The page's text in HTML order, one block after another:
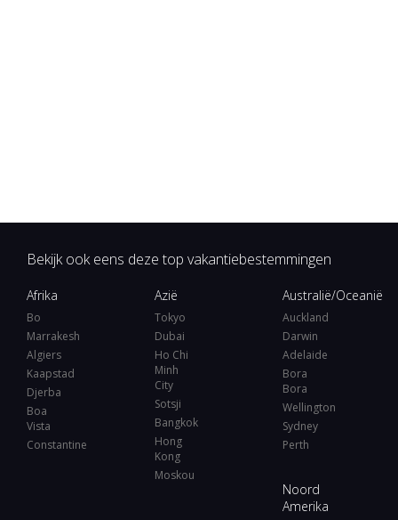
Bekijk ook eens deze top vakantiebestemmingen
Afrika
Bo
Marrakesh
Algiers
Kaapstad
Djerba
Boa
Vista
Constantine
Azië
Tokyo
Dubai
Ho Chi
Minh
City
Sotsji
Bangkok
Hong
Kong
Moskou
Australië/Oceanië
Auckland
Darwin
Adelaide
Bora
Bora
Wellington
Sydney
Perth
Noord
Amerika